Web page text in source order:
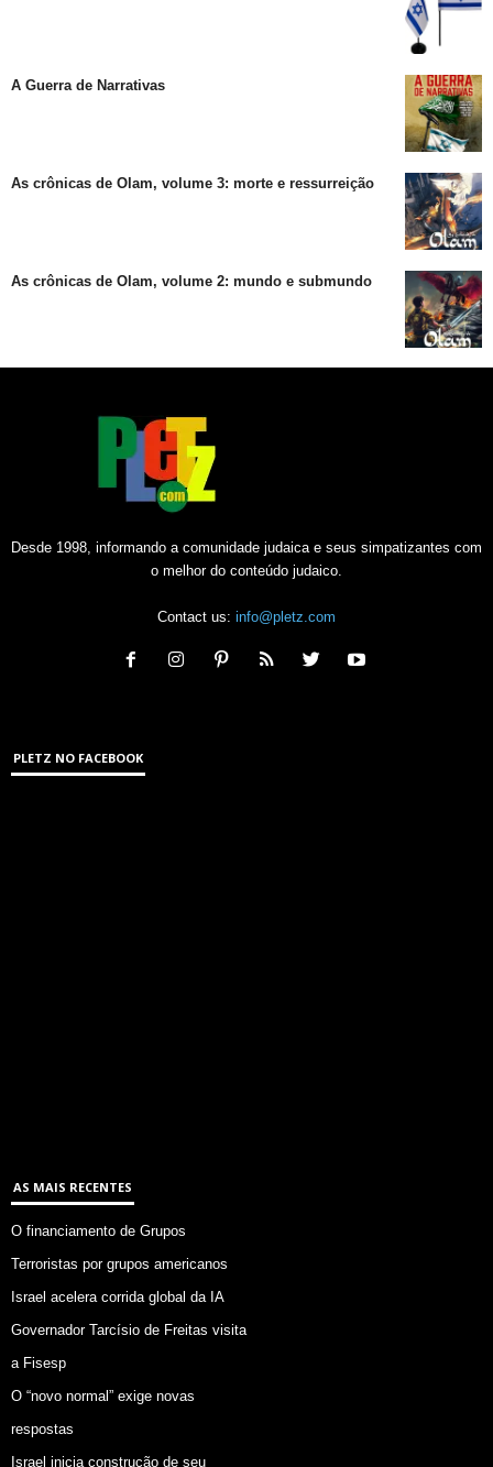
A Guerra de Narrativas
As crônicas de Olam, volume 3: morte e ressurreição
As crônicas de Olam, volume 2: mundo e submundo
Desde 1998, informando a comunidade judaica e seus simpatizantes com
o melhor do conteúdo judaico.
Contact us: info@pletz.com
PLETZ NO FACEBOOK
AS MAIS RECENTES
O financiamento de Grupos
Terroristas por grupos americanos
Israel acelera corrida global da IA
Governador Tarcísio de Freitas visita
a Fisesp
O “novo normal” exige novas
respostas
Israel inicia construção de seu